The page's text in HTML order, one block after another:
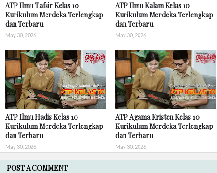
ATP Ilmu Tafsir Kelas 10
Kurikulum Merdeka Terlengkap
dan Terbaru
May 30, 2026
ATP Ilmu Kalam Kelas 10
Kurikulum Merdeka Terlengkap
dan Terbaru
May 30, 2026
ATP Ilmu Hadis Kelas 10
Kurikulum Merdeka Terlengkap
dan Terbaru
May 30, 2026
ATP Agama Kristen Kelas 10
Kurikulum Merdeka Terlengkap
dan Terbaru
May 30, 2026
POST A COMMENT